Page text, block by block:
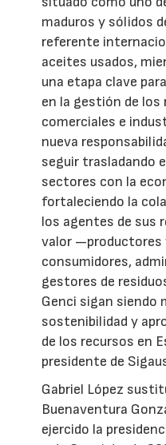
maduros y sólidos
referente
aceites usados,
una etapa clave
en la gestión de los
comerciales e
nueva
seguir trasladando
sectores con la
fortaleciendo la
los agentes de sus
valor —productores
consumidores,
gestores de
Genci sigan siendo
sostenibilidad y
de los recursos en
presidente de
Gabriel López
Buenaventura
ejercido la